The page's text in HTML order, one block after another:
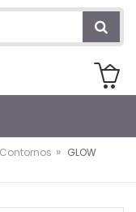
» GLOW